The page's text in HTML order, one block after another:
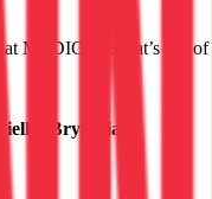
MEDICINE that’s out
Brytania